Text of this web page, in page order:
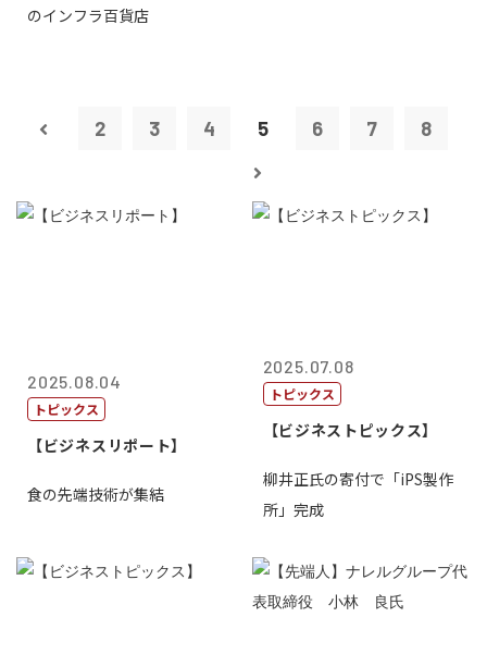
のインフラ百貨店
2 3 4 5 6 7 8
2025.08.04
トピックス
【ビジネスリポート】
食の先端技術が集結
2025.07.08
トピックス
【ビジネストピックス】
柳井正氏の寄付で「iPS製作
所」完成